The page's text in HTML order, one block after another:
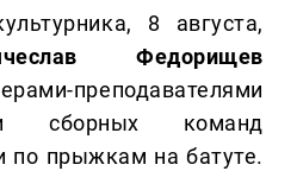
8 августа,
Федорищев
преподавателями
сборных команд
по прыжкам на батуте.